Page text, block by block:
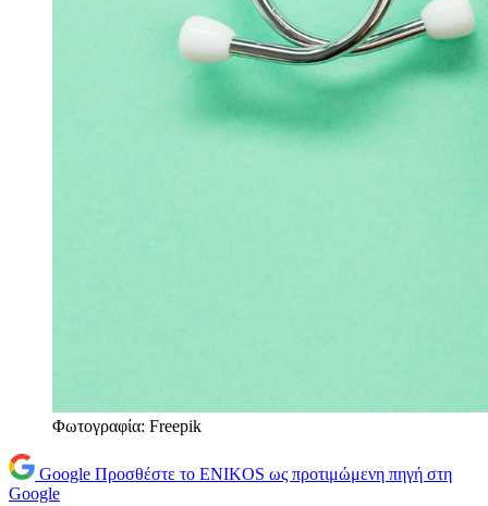
Φωτογραφία: Freepik
Google Προσθέστε το ENIKOS ως προτιμώμενη πηγή στη
Google